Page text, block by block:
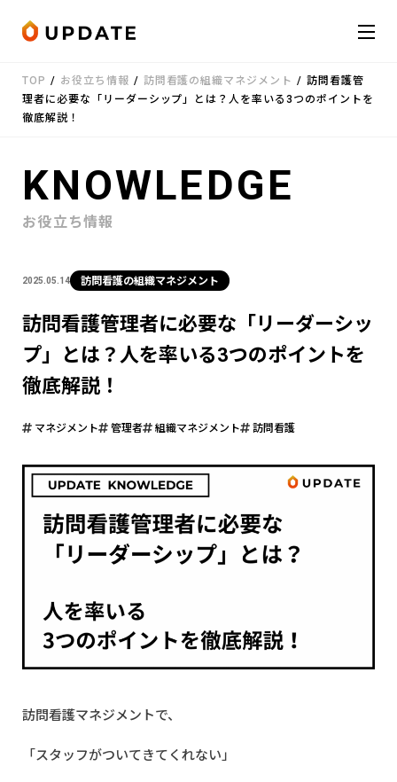
会社概要
お知らせ
お役立ち情報
お問い合わせ LINE
TOP / お役立ち情報 / 訪問看護の組織マネジメント / 訪問看護管
理者に必要な「リーダーシップ」とは？人を率いる3つのポイントを
徹底解説！
KNOWLEDGE
お役立ち情報
2025.05.14 訪問看護の組織マネジメント
訪問看護管理者に必要な「リーダーシッ
プ」とは？人を率いる3つのポイントを
徹底解説！
マネジメント 管理者 組織マネジメント 訪問看護
訪問看護マネジメントで、
「スタッフがついてきてくれない」